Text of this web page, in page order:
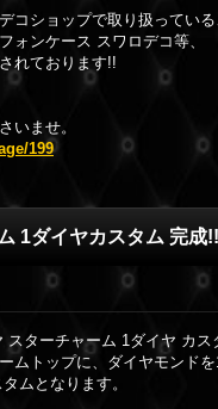
コショップで取り扱っている
ォンケース スワロデコ等、
れております!!
いませ。
199
1ダイヤカスタム 完成!!
ターチャーム 1ダイヤ カス
ムトップに、ダイヤモンドを
ムとなります。